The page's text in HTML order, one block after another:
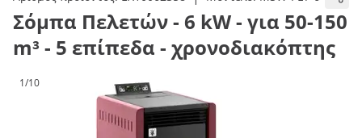
Σόμπα Πελετών - 6 kW - για 50-150
m³ - 5 επίπεδα - χρονοδιακόπτης
1/10